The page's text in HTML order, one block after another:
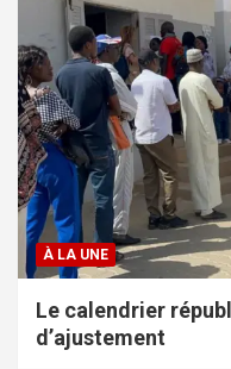
À LA UNE
Le calendrier
d’ajustement